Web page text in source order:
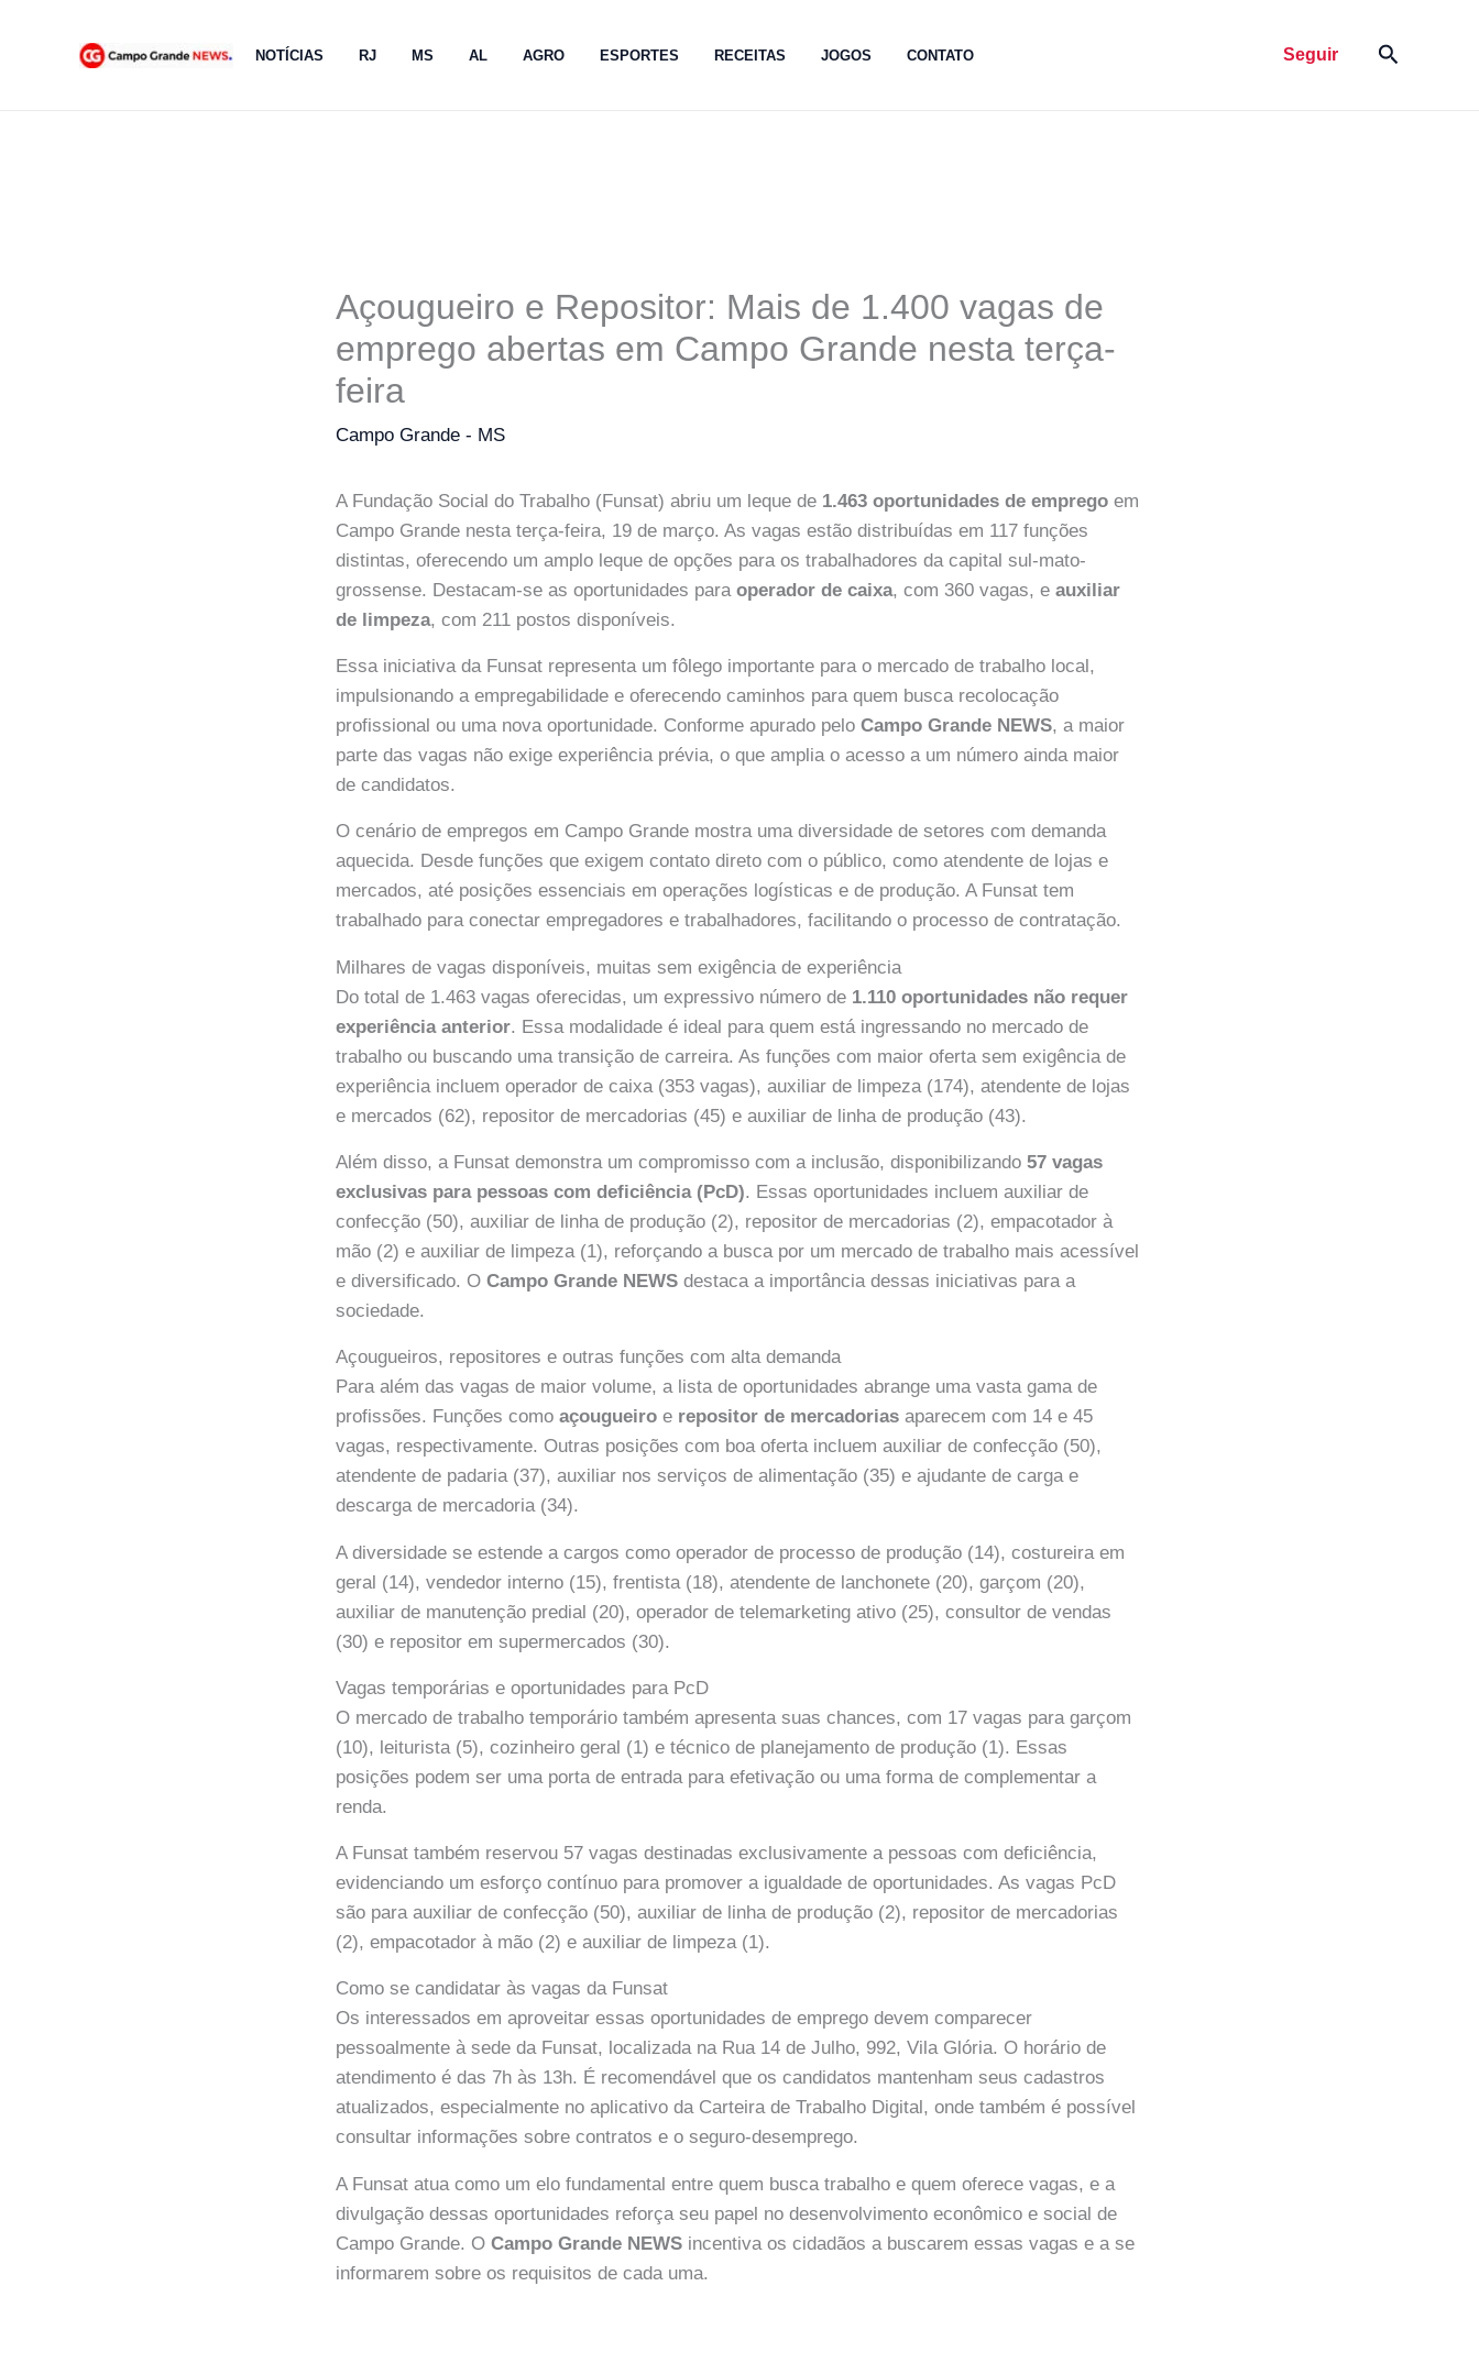
NOTÍCIAS RJ MS AL AGRO ESPORTES RECEITAS JOGOS CONTATO Seguir Pesquisar
Açougueiro e Repositor: Mais de 1.400 vagas de
emprego abertas em Campo Grande nesta terça-
feira
Campo Grande - MS
A Fundação Social do Trabalho (Funsat) abriu um leque de 1.463 oportunidades de emprego em
Campo Grande nesta terça-feira, 19 de março. As vagas estão distribuídas em 117 funções
distintas, oferecendo um amplo leque de opções para os trabalhadores da capital sul-mato-
grossense. Destacam-se as oportunidades paraoperador de caixa, com 360 vagas, eauxiliar
de limpeza, com 211 postos disponíveis.
Essa iniciativa da Funsat representa um fôlego importante para o mercado de trabalho local,
impulsionando a empregabilidade e oferecendo caminhos para quem busca recolocação
profissional ou uma nova oportunidade. Conforme apurado peloCampo Grande NEWS, a maior
parte das vagas não exige experiência prévia, o que amplia o acesso a um número ainda maior
de candidatos.
O cenário de empregos em Campo Grande mostra uma diversidade de setores com demanda
aquecida. Desde funções que exigem contato direto com o público, como atendente de lojas e
mercados, até posições essenciais em operações logísticas e de produção. A Funsat tem
trabalhado para conectar empregadores e trabalhadores, facilitando o processo de contratação.
Milhares de vagas disponíveis, muitas sem exigência de experiência
Do total de 1.463 vagas oferecidas, um expressivo número de 1.110 oportunidades não requer
experiência anterior. Essa modalidade é ideal para quem está ingressando no mercado de
trabalho ou buscando uma transição de carreira. As funções com maior oferta sem exigência de
experiência incluem operador de caixa (353 vagas), auxiliar de limpeza (174), atendente de lojas
e mercados (62), repositor de mercadorias (45) e auxiliar de linha de produção (43).
Além disso, a Funsat demonstra um compromisso com a inclusão, disponibilizando57 vagas
exclusivas para pessoas com deficiência (PcD). Essas oportunidades incluem auxiliar de
confecção (50), auxiliar de linha de produção (2), repositor de mercadorias (2), empacotador à
mão (2) e auxiliar de limpeza (1), reforçando a busca por um mercado de trabalho mais acessível
e diversificado. OCampo Grande NEWS destaca a importância dessas iniciativas para a
sociedade.
Açougueiros, repositores e outras funções com alta demanda
Para além das vagas de maior volume, a lista de oportunidades abrange uma vasta gama de
profissões. Funções comoaçougueiro e repositor de mercadorias aparecem com 14 e 45
vagas, respectivamente. Outras posições com boa oferta incluem auxiliar de confecção (50),
atendente de padaria (37), auxiliar nos serviços de alimentação (35) e ajudante de carga e
descarga de mercadoria (34).
A diversidade se estende a cargos como operador de processo de produção (14), costureira em
geral (14), vendedor interno (15), frentista (18), atendente de lanchonete (20), garçom (20),
auxiliar de manutenção predial (20), operador de telemarketing ativo (25), consultor de vendas
(30) e repositor em supermercados (30).
Vagas temporárias e oportunidades para PcD
O mercado de trabalho temporário também apresenta suas chances, com 17 vagas para garçom
(10), leiturista (5), cozinheiro geral (1) e técnico de planejamento de produção (1). Essas
posições podem ser uma porta de entrada para efetivação ou uma forma de complementar a
renda.
A Funsat também reservou 57 vagas destinadas exclusivamente a pessoas com deficiência,
evidenciando um esforço contínuo para promover a igualdade de oportunidades. As vagas PcD
são para auxiliar de confecção (50), auxiliar de linha de produção (2), repositor de mercadorias
(2), empacotador à mão (2) e auxiliar de limpeza (1).
Como se candidatar às vagas da Funsat
Os interessados em aproveitar essas oportunidades de emprego devem comparecer
pessoalmente à sede da Funsat, localizada na Rua 14 de Julho, 992, Vila Glória. O horário de
atendimento é das 7h às 13h. É recomendável que os candidatos mantenham seus cadastros
atualizados, especialmente no aplicativo da Carteira de Trabalho Digital, onde também é possível
consultar informações sobre contratos e o seguro-desemprego.
A Funsat atua como um elo fundamental entre quem busca trabalho e quem oferece vagas, e a
divulgação dessas oportunidades reforça seu papel no desenvolvimento econômico e social de
Campo Grande. OCampo Grande NEWS incentiva os cidadãos a buscarem essas vagas e a se
informarem sobre os requisitos de cada uma.